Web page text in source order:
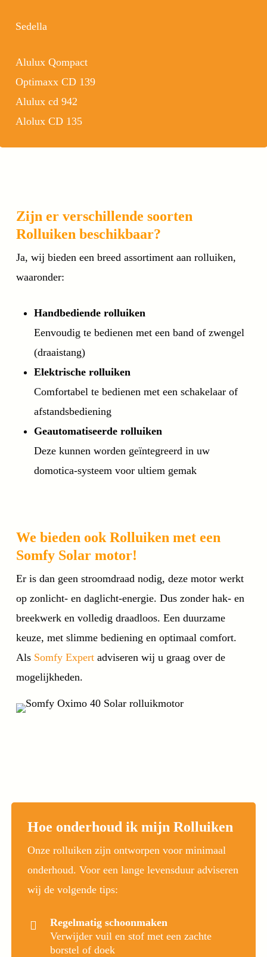
Sedella
Alulux Qompact
Optimaxx CD 139
Alulux cd 942
Alolux CD 135
Zijn er verschillende soorten
Rolluiken beschikbaar?
Ja, wij bieden een breed assortiment aan rolluiken,
waaronder:
Handbediende rolluiken
Eenvoudig te bedienen met een band of zwengel
(draaistang)
Elektrische rolluiken
Comfortabel te bedienen met een schakelaar of
afstandsbediening
Geautomatiseerde rolluiken
Deze kunnen worden geïntegreerd in uw
domotica-systeem voor ultiem gemak
We bieden ook Rolluiken met een
Somfy Solar motor!
Er is dan geen stroomdraad nodig, deze motor werkt
op zonlicht- en daglicht-energie. Dus zonder hak- en
breekwerk en volledig draadloos. Een duurzame
keuze, met slimme bediening en optimaal comfort.
Als Somfy Expertadviseren wij u graag over de
mogelijkheden.
Hoe onderhoud ik mijn Rolluiken
Onze rolluiken zijn ontworpen voor minimaal
onderhoud. Voor een lange levensduur adviseren
wij de volgende tips:
Regelmatig schoonmaken
Verwijder vuil en stof met een zachte
borstel of doek